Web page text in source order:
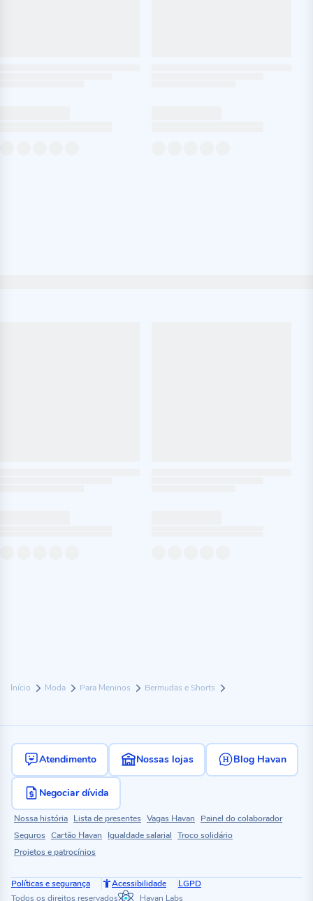
Início Moda Para Meninos Bermudas e Shorts
Atendimento Nossas lojas Blog Havan
Negociar dívida
Nossa história Lista de presentes Vagas Havan
Painel do colaborador
Seguros Cartão Havan Igualdade salarial Troco solidário
Projetos e patrocínios
Políticas e segurança Acessibilidade
LGPD
Todos os direitos reservados
Havan Labs